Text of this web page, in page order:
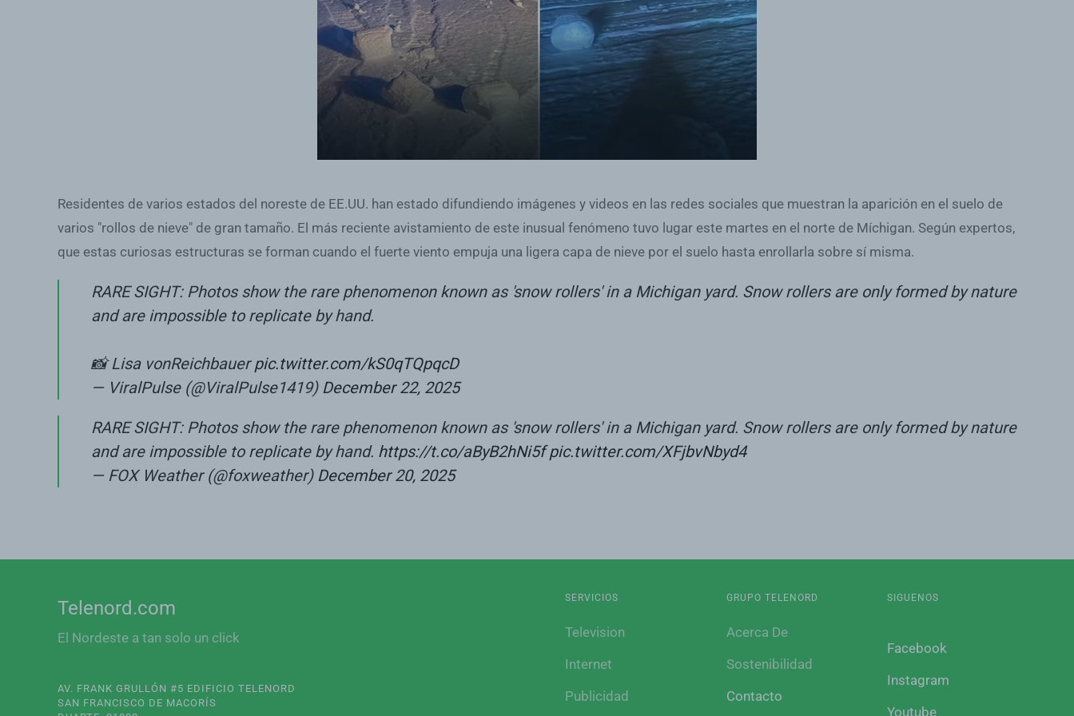
Residentes de varios estados del noreste de EE.UU. han estado difundiendo imágenes y videos en las redes sociales que muestran la aparición en el suelo de
varios "rollos de nieve" de gran tamaño. El más reciente avistamiento de este inusual fenómeno tuvo lugar este martes en el norte de Míchigan. Según expertos,
que estas curiosas estructuras se forman cuando el fuerte viento empuja una ligera capa de nieve por el suelo hasta enrollarla sobre sí misma.
RARE SIGHT: Photos show the rare phenomenon known as 'snow rollers' in a Michigan yard. Snow rollers are only formed by nature
and are impossible to replicate by hand.
📸 Lisa vonReichbauerpic.twitter.com/kS0qTQpqcD
— ViralPulse (@ViralPulse1419) December 22, 2025
RARE SIGHT: Photos show the rare phenomenon known as 'snow rollers' in a Michigan yard. Snow rollers are only formed by nature
and are impossible to replicate by hand. https://t.co/aByB2hNi5f pic.twitter.com/XFjbvNbyd4
— FOX Weather (@foxweather) December 20, 2025
Telenord.com
El Nordeste a tan solo un click
AV. FRANK GRULLÓN #5 EDIFICIO TELENORD
SAN FRANCISCO DE MACORÍS
SERVICIOS
Television
Internet
Publicidad
GRUPO TELENORD
Acerca De
Sostenibilidad
Contacto
SIGUENOS
Facebook
Instagram
Youtube